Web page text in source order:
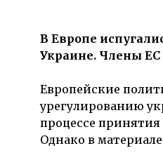
В Европе
Украине. Члены ЕС
Европейские
урегулированию
процессе
Однако в